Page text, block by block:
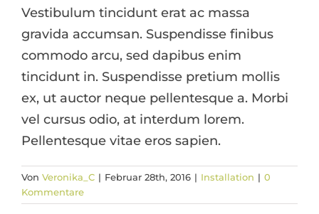
Vestibulum tincidunt erat ac massa
gravida accumsan. Suspendisse finibus
commodo arcu, sed dapibus enim
tincidunt in. Suspendisse pretium mollis
ex, ut auctor neque pellentesque a. Morbi
vel cursus odio, at interdum lorem.
Pellentesque vitae eros sapien.
Von Veronika_C | Februar 28th, 2016 | Installation | 0
Kommentare